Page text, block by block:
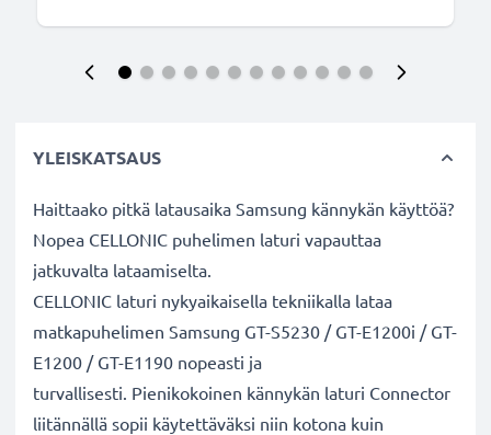
YLEISKATSAUS
Haittaako pitkä latausaika Samsung kännykän käyttöä?
Nopea CELLONIC puhelimen laturi vapauttaa
jatkuvalta lataamiselta.
CELLONIC laturi nykyaikaisella tekniikalla lataa
matkapuhelimen Samsung GT-S5230 / GT-E1200i / GT-
E1200 / GT-E1190 nopeasti ja
turvallisesti. Pienikokoinen kännykän laturi Connector
liitännällä sopii käytettäväksi niin kotona kuin